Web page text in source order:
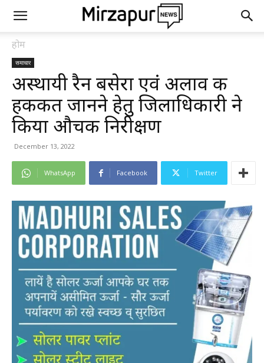
होम
समाचार
अस्थायी रैन बसेरा एवं अलाव की
हकीकत जानने हेतु जिलाधिकारी ने
किया औचक निरीक्षण
December 13, 2022
WhatsApp Facebook Twitter